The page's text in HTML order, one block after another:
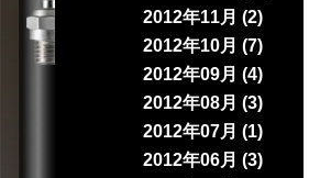
2012年11月 (2)
2012年10月 (7)
2012年09月 (4)
2012年08月 (3)
2012年07月 (1)
2012年06月 (3)